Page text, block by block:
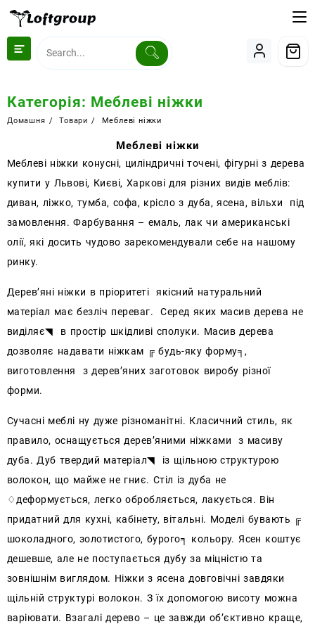
вмісту
Категорія: Меблеві ніжки
Домашня Товари Меблеві ніжки
Меблеві ніжки
Меблеві ніжки конусні, циліндричні точені, фігурні з дерева
купити у Львові, Києві, Харкові для різних видів меблів:
диван, ліжко, тумба, софа, крісло з дуба, ясена, вільхи під
замовлення.Фарбування – емаль, лак чи американські
олії, які досить чудово зарекомендували себе на нашому
ринку.
Дерев’яні ніжки в пріоритеті якісний натуральний
матеріал має безліч переваг.Серед яких масив дерева не
виділяє◥ в простір шкідливі сполуки. Масив дерева
дозволяє надавати ніжкам ╔ будь-яку форму╕,
виготовлення з дерев’яних заготовок виробу різної
форми.
Сучасні меблі ну дуже різноманітні. Класичний стиль, як
правило, оснащується дерев’яними ніжками з масиву
дуба. Дуб твердий матеріал◥ із щільною структурою
волокон, що майже не гниє. Стіл із дуба не
♢деформується, легко обробляється, лакується. Він
придатний для кухні, кабінету, вітальні. Моделі бувають ╔
шоколадного, золотистого, бурого╕ кольору. Ясен коштує
дешевше, але не поступається дубу за міцністю та
зовнішнім виглядом. Ніжки з ясена довговічні завдяки
щільній структурі волокон. З їх допомогою висоту можна
варіювати. Взагалі дерево – це завжди об’єктивно краще,